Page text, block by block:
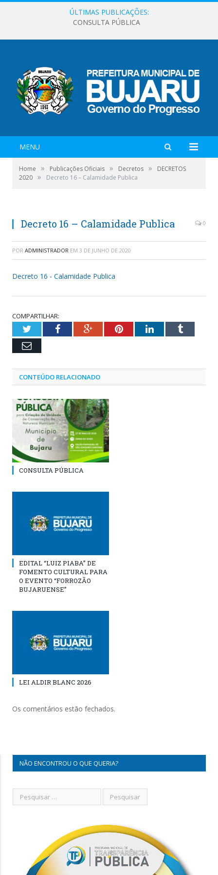
ÚLTIMAS PUBLICAÇÕES:
CONSULTA PÚBLICA
MENU
Home » Publicações Oficiais » Decretos »
DECRETOS
2020 » Decreto 16 – Calamidade Publica
Decreto 16 – Calamidade Publica 0
POR ADMINISTRADOR EM 3 DE JUNHO DE 2020
Decreto 16 - Calamidade Publica
COMPARTILHAR:
TwitterFacebookGoogle+PinterestLinkedInTumblr
Email
CONTEÚDO RELACIONADO
CONSULTA PÚBLICA
EDITAL “LUIZ PIABA” DE
FOMENTO CULTURAL PARA
O EVENTO “FORROZÃO
BUJARUENSE”
LEI ALDIR BLANC 2026
Os comentários estão fechados.
NÃO ENCONTROU O QUE QUERIA?